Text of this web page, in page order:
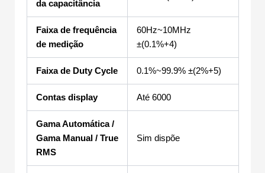
da capacitância
Faixa de frequência
de medição
60Hz~10MHz
±(0.1%+4)
Faixa de Duty Cycle 0.1%~99.9% ±(2%+5)
Contas display Até 6000
Gama Automática /
Gama Manual / True
RMS
Sim dispõe